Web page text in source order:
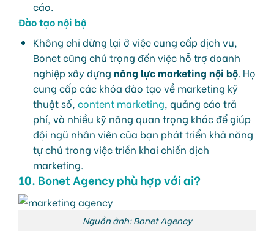
cáo.
Đào tạo nội bộ
Không chỉ dừng lại ở việc cung cấp dịch vụ,
Bonet cũng chú trọng đến việc hỗ trợ doanh
nghiệp xây dựng năng lực marketing nội bộ . Họ
cung cấp các khóa đào tạo về marketing kỹ
thuật số, content marketing , quảng cáo trả
phí, và nhiều kỹ năng quan trọng khác để giúp
đội ngũ nhân viên của bạn phát triển khả năng
tự chủ trong việc triển khai chiến dịch
marketing.
10. Bonet Agency phù hợp với ai?
Nguồn ảnh: Bonet Agency